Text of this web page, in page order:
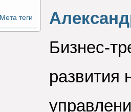
Мета теги
Бизнес-
развития